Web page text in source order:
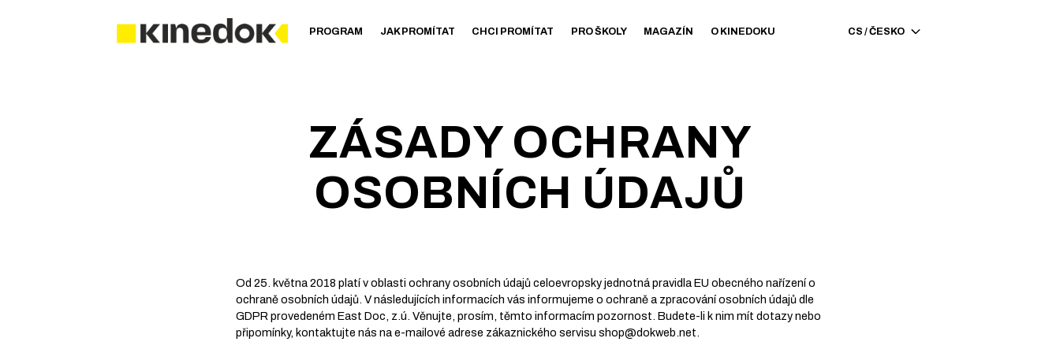
PROGRAM JAK PROMÍTAT CHCI PROMÍTAT PRO ŠKOLY MAGAZÍN O KINEDOKU CS /ČESKO
ZÁSADY OCHRANY
OSOBNÍCH ÚDAJŮ
Od 25. května 2018 platí v oblasti ochrany osobních údajů celoevropsky jednotná pravidla EU obecného nařízení o
ochraně osobních údajů. V následujících informacích vás informujeme o ochraně a zpracování osobních údajů dle
GDPR provedeném East Doc, z.ú. Věnujte, prosím, těmto informacím pozornost. Budete-li k nim mít dotazy nebo
připomínky, kontaktujte nás na e-mailové adrese zákaznického servisu shop@dokweb.net.